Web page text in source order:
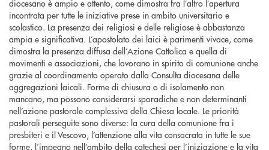
diocesano è ampio e attento, come dimostra fra l’altro l’apertura
incontrata per tutte le iniziative prese in ambito universitario e
scolastico. La presenza dei religiosi e delle religiose è abbastanza
ampia e significativa. L’apostolato dei laici è parimenti vivace, come
dimostra la presenza diffusa dell’Azione Cattolica e quella di
movimenti e associazioni, che lavorano in spirito di comunione anche
grazie al coordinamento operato dalla Consulta diocesana delle
aggregazioni laicali. Forme di chiusura o di isolamento non
mancano, ma possono considerarsi sporadiche e non determinanti
nell’azione pastorale complessiva della Chiesa locale. Le priorità
pastorali perseguite sono diverse: la cura della comunione fra i
presbiteri e il Vescovo, l’attenzione alla vita consacrata in tutte le sue
forme, l’impegno nell’ambito della catechesi per l’iniziazione e la vita